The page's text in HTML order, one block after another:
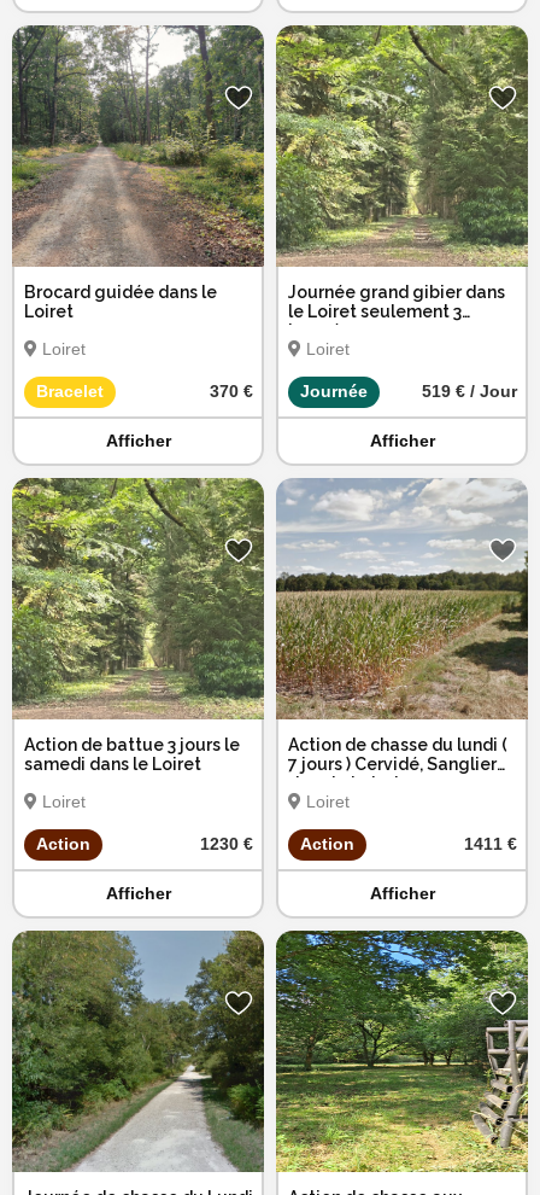
Brocard guidée dans le
Loiret
Loiret
Bracelet 370 €
Afficher
Journée grand gibier dans
le Loiret seulement 3
journées
Loiret
Journée 519 € / Jour
Afficher
Action de battue 3 jours le
samedi dans le Loiret
Loiret
Action 1230 €
Afficher
Action de chasse du lundi (
7 jours ) Cervidé, Sanglier
dans le Loiret
Loiret
Action 1411 €
Afficher